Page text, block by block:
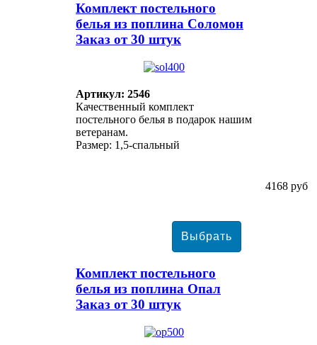
Комплект постельного
белья из поплина Соломон
Заказ от 30 штук
Артикул: 2546
Качественный комплект
постельного белья в подарок нашим
ветеранам.
Размер: 1,5-спальный
4168 руб
Комплект постельного
белья из поплина Опал
Заказ от 30 штук